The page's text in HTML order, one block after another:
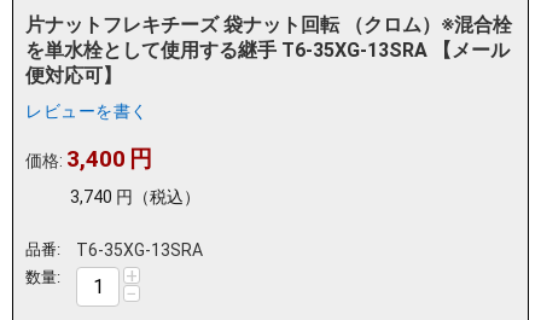
片ナットフレキチーズ 袋ナット回転 （クロム）※混合栓
を単水栓として使用する継手 T6-35XG-13SRA 【メール
便対応可】
レビューを書く
価格: 3,400 円
3,740 円 （税込）
品番: T6-35XG-13SRA
数量: +
−